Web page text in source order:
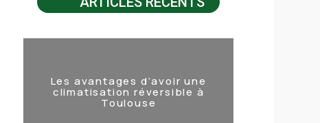
Les avantages d’avoir une
climatisation réversible à
Toulouse